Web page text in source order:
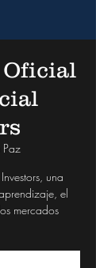
Paz
una
el
mercados